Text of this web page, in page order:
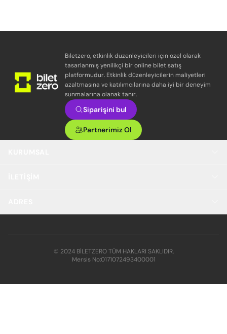
Biletzero, etkinlik düzenleyicileri için özel olarak
tasarlanmış yenilikçi bir online bilet satış
platformudur. Etkinlik düzenleyicilerin maliyetleri
azaltmasına ve katılımcılarına daha iyi bir deneyim
sunmalarına olanak tanır.
Siparişini bul
Partnerimiz Ol
© 2024 BİLETZERO TÜM HAKLARI SAKLIDIR.
Mersis No:0171072493400001